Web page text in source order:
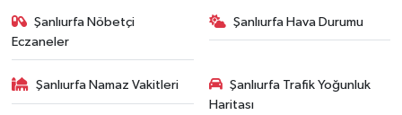
Şanlıurfa Nöbetçi
Eczaneler
Şanlıurfa Hava Durumu
Şanlıurfa Namaz Vakitleri
Şanlıurfa Trafik Yoğunluk
Haritası